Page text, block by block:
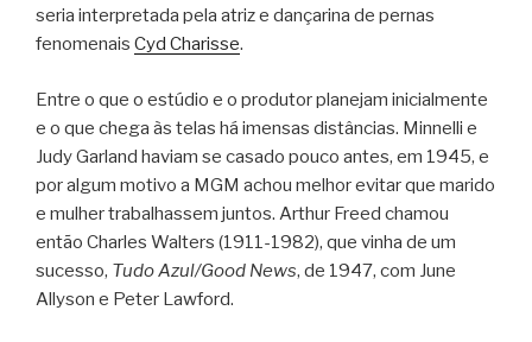
seria interpretada pela atriz e dançarina de pernas
fenomenais Cyd Charisse.
Entre o que o estúdio e o produtor planejam inicialmente
e o que chega às telas há imensas distâncias. Minnelli e
Judy Garland haviam se casado pouco antes, em 1945, e
por algum motivo a MGM achou melhor evitar que marido
e mulher trabalhassem juntos. Arthur Freed chamou
então Charles Walters (1911-1982), que vinha de um
sucesso, Tudo Azul/Good News, de 1947, com June
Allyson e Peter Lawford.